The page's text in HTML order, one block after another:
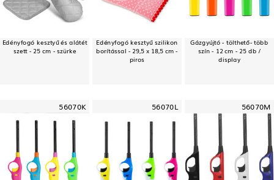
Edényfogó kesztyű és alátét
szett - 25 cm - szürke
Edényfogó kesztyű szilikon
borítással - 29,5 x 18,5 cm -
piros
Gázgyújtó - tölthető- több
szín - 12 cm - 25 db /
display
56070K 56070L 56070M